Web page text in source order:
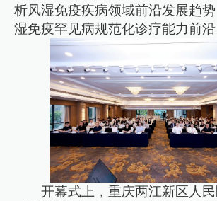
析风湿免疫疾病领域前沿发展趋
湿免疫罕见病规范化诊疗能力前沿
开幕式上，重庆两江新区人